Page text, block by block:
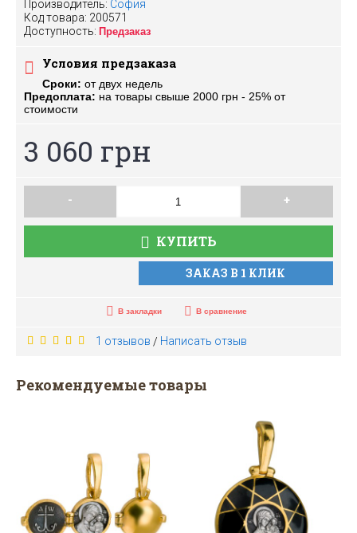
Производитель: София
Код товара: 200571
Доступность: Предзаказ
Условия предзаказа
Сроки: от двух недель
Предоплата: на товары свыше 2000 грн - 25% от
стоимости
3 060 грн
- +
КУПИТЬ
ЗАКАЗ В 1 КЛИК
В закладки В сравнение
1 отзывов / Написать отзыв
Рекомендуемые товары